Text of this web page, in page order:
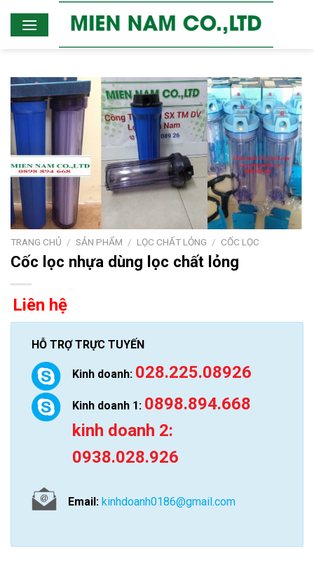
TRANG CHỦ / SẢN PHẨM / LỌC CHẤT LỎNG / CỐC LỌC
Cốc lọc nhựa dùng lọc chất lỏng
Liên hệ
HỖ TRỢ TRỰC TUYẾN
Kinh doanh: 028.225.08926
Kinh doanh 1: 0898.894.668
kinh doanh 2:
0938.028.926
Email: kinhdoanh0186@gmail.com